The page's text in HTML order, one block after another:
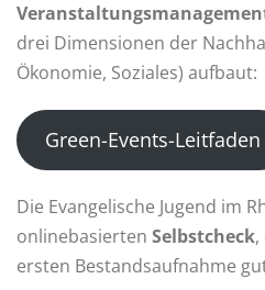
drei Dimensionen der
Ökonomie, Soziales) aufbaut:
Green-Events-Leitfaden
Die Evangelische Jugend im
onlinebasierten Selbstcheck
ersten Bestandsaufnahme